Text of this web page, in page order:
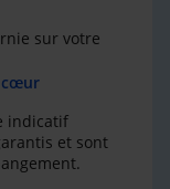
sur votre
cœur
indicatif
et sont